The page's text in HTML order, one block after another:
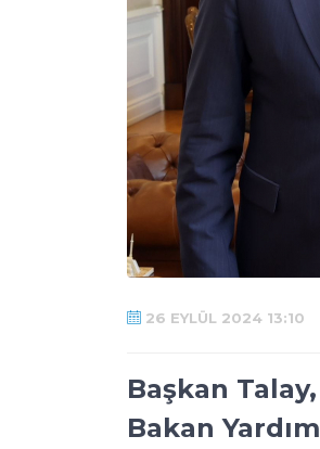
26 EYLÜL 2024 13:10
Başkan
Bakan